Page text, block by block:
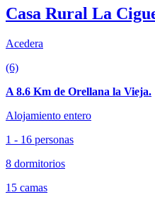
Casa Rural La
Acedera
(6)
A 8.6 Km de Orellana la Vieja.
Alojamiento entero
1 - 16 personas
8 dormitorios
15 camas